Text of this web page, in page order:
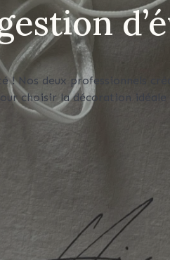
! Nos deux professionnels
choisir la décoration